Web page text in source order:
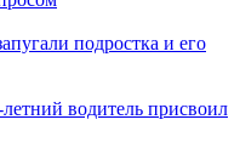
подростка и его
водитель присвоил